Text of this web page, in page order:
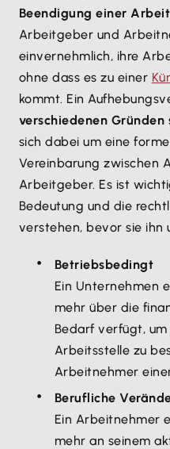
Beendigung einer
Arbeitgeber und
einvernehmlich, ihre
ohne dass es zu einer
kommt. Ein
verschiedenen Gründen
sich dabei um eine
Vereinbarung zwischen
Arbeitgeber. Es ist
Bedeutung und die
verstehen, bevor sie ihn
Betriebsbedingt
Ein Unternehmen
mehr über die
Bedarf verfügt,
Arbeitsstelle zu
Arbeitnehmer
Berufliche
Ein Arbeitnehmer
mehr an seinem